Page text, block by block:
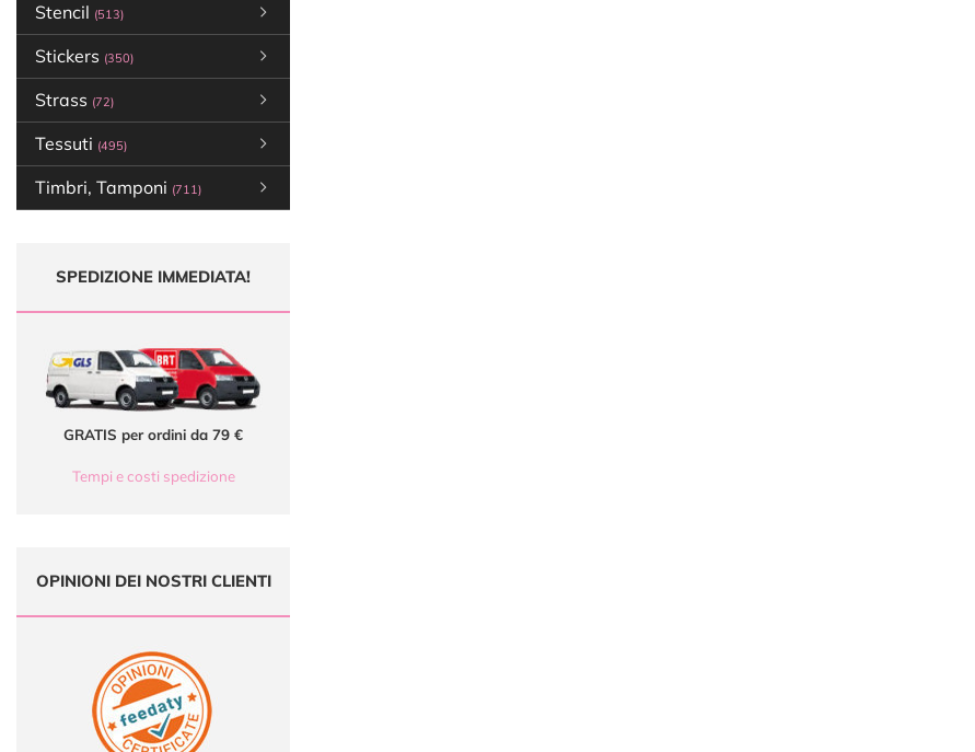
Stencil (513)
Stickers (350)
Strass (72)
Tessuti (495)
Timbri, Tamponi (711)
SPEDIZIONE IMMEDIATA!
GRATIS per ordini da 79 €
Tempi e costi spedizione
OPINIONI DEI NOSTRI CLIENTI